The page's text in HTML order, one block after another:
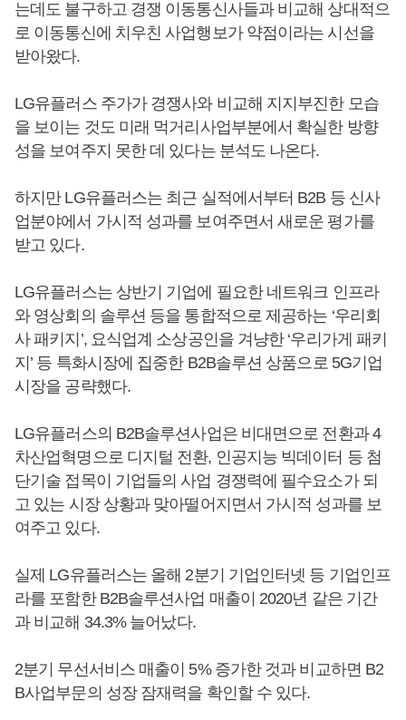
는데도 불구하고 경쟁 이동통신사들과 비교해 상대적으
로 이동통신에 치우친 사업행보가 약점이라는 시선을
받아왔다.
LG유플러스 주가가 경쟁사와 비교해 지지부진한 모습
을 보이는 것도 미래 먹거리사업부분에서 확실한 방향
성을 보여주지 못한 데 있다는 분석도 나온다.
하지만 LG유플러스는 최근 실적에서부터 B2B 등 신사
업분야에서 가시적 성과를 보여주면서 새로운 평가를
받고 있다.
LG유플러스는 상반기 기업에 필요한 네트워크 인프라
와 영상회의 솔루션 등을 통합적으로 제공하는 ‘우리회
사 패키지’, 요식업계 소상공인을 겨냥한 ‘우리가게 패키
지’ 등 특화시장에 집중한 B2B솔루션 상품으로 5G기업
시장을 공략했다.
LG유플러스의 B2B솔루션사업은 비대면으로 전환과 4
차산업혁명으로 디지털 전환, 인공지능 빅데이터 등 첨
단기술 접목이 기업들의 사업 경쟁력에 필수요소가 되
고 있는 시장 상황과 맞아떨어지면서 가시적 성과를 보
여주고 있다.
실제 LG유플러스는 올해 2분기 기업인터넷 등 기업인프
라를 포함한 B2B솔루션사업 매출이 2020년 같은 기간
과 비교해 34.3% 늘어났다.
2분기 무선서비스 매출이 5% 증가한 것과 비교하면 B2
B사업부문의 성장 잠재력을 확인할 수 있다.